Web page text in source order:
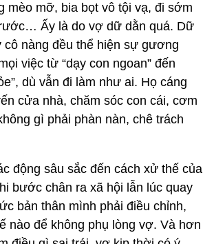
mèo mỡ, bia bọt vô tội vạ, đi sớm
Ấy là do vợ dữ dằn quá. Dữ
cô nàng đều thể hiện sự gương
việc từ “dạy con ngoan” đến
dù vẫn đi làm như ai. Họ cáng
cửa nhà, chăm sóc con cái, cơm
gì phải phàn nàn, chê trách
động sâu sắc đến cách xử thế của
bước chân ra xã hội lẫn lúc quay
bản thân mình phải điều chỉnh,
nào để không phụ lòng vợ. Và hơn